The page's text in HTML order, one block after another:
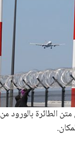
الطائرة بالورود